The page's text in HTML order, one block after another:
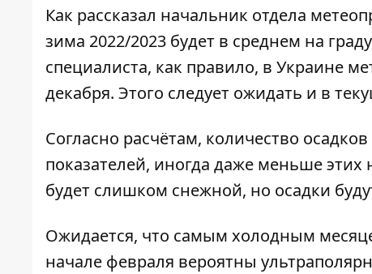
Как рассказал начальник отдела
зима 2022/2023 будет в среднем на
специалиста, как правило, в Украине
декабря. Этого следует ожидать и в
Согласно расчётам, количество
показателей, иногда даже меньше
будет слишком снежной, но осадки
Ожидается, что самым холодным
начале февраля вероятны